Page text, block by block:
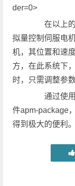
der=0>
在以上的
拟量控制伺服电
机，其位置和速
方，在此系统下
时，只需调整参
通过使用
件apm-package
得到极大的便利。